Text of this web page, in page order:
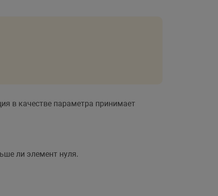
в качестве параметра принимает
ли элемент нуля.